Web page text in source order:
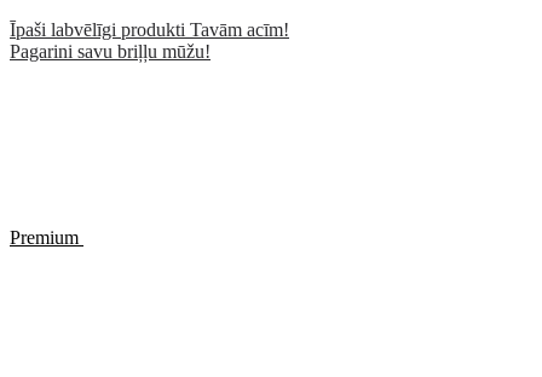
Īpaši labvēlīgi produkti Tavām acīm!
Pagarini savu briļļu mūžu!
Premium